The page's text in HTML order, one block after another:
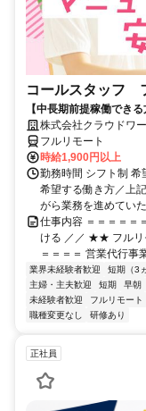
コールスタッフ
【中長期前提稼働でき
働80時間で安定収入！
株式会社クラウドワ
フルリモート
時給1,900円以上
勤務時間 シフト制
希望する働き方／上
がら業務を進めてい
仕事内容 ＝＝＝＝＝
ける ／／ ★★ フルリ
＝＝＝＝ 営業代行事
業界未経験者歓迎 短期（3
主婦・主夫歓迎
短期 早朝
未経験者歓迎
フルリモート
職種変更なし
研修あり
正社員